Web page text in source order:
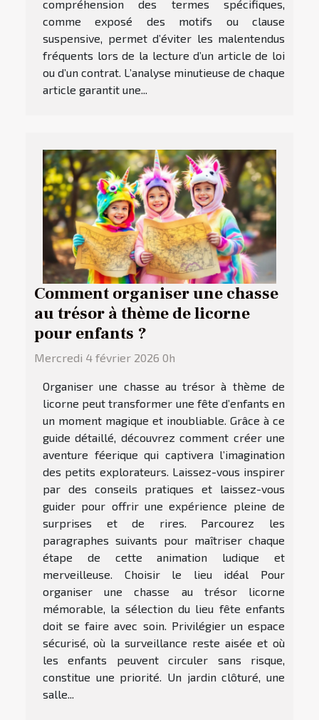
compréhension des termes spécifiques,
comme exposé des motifs ou clause
suspensive, permet d’éviter les malentendus
fréquents lors de la lecture d’un article de loi
ou d’un contrat. L’analyse minutieuse de chaque
article garantit une...
Comment organiser une chasse
au trésor à thème de licorne
pour enfants ?
Mercredi 4 février 2026 0h
Organiser une chasse au trésor à thème de
licorne peut transformer une fête d’enfants en
un moment magique et inoubliable. Grâce à ce
guide détaillé, découvrez comment créer une
aventure féerique qui captivera l’imagination
des petits explorateurs. Laissez-vous inspirer
par des conseils pratiques et laissez-vous
guider pour offrir une expérience pleine de
surprises et de rires. Parcourez les
paragraphes suivants pour maîtriser chaque
étape de cette animation ludique et
merveilleuse. Choisir le lieu idéal Pour
organiser une chasse au trésor licorne
mémorable, la sélection du lieu fête enfants
doit se faire avec soin. Privilégier un espace
sécurisé, où la surveillance reste aisée et où
les enfants peuvent circuler sans risque,
constitue une priorité. Un jardin clôturé, une
salle...